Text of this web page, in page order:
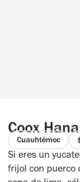
Coox
Cuauhtémoc
Si eres un
frijol con puerco